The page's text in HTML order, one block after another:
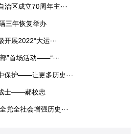
区成立70周年主···
三年恢复举办
展2022“大运···
”首场活动——“···
保护——让更多历史···
士——郝校忠
党全社会增强历史···